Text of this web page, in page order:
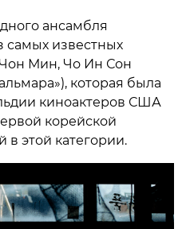
ансамбля
самых известных
Чон Мин, Чо Ин Сон
которая была
киноактеров США
корейской
в этой категории.